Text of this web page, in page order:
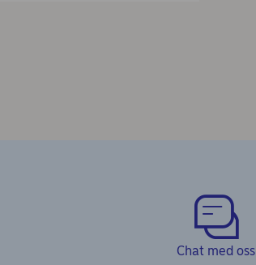
Chat med oss